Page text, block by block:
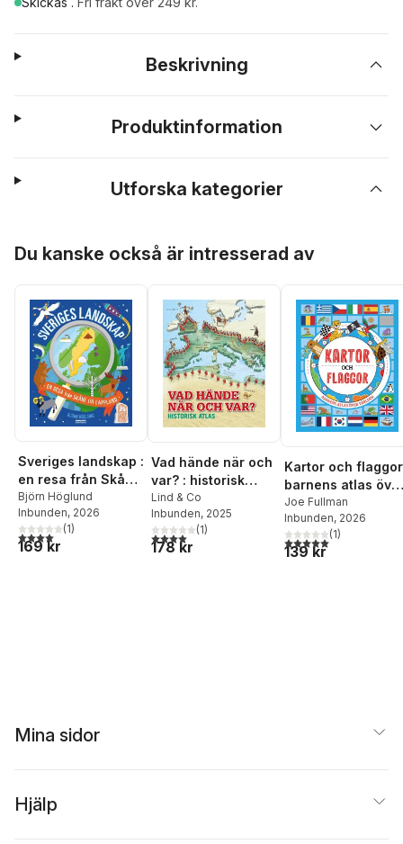
Beskrivning
Produktinformation
Utforska kategorier
Du kanske också är intresserad av
Sveriges landskap :
en resa från Skåne
till Lappland
Björn Höglund
Inbunden, 2026
4,0utav 5 stjärnor. Totalt antal röster:
(1)
169 kr
Vad hände när och
var? : historisk
atlas
Lind & Co
Inbunden, 2025
4,0utav 5 stjärnor. Totalt antal röster:
(1)
178 kr
Kartor och
barnens atlas
världen
Joe Fullman
Inbunden, 2026
5,0utav 5 stjärnor.
(1)
139 kr
Mina sidor
Hjälp